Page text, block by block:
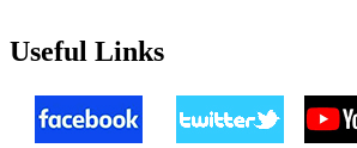
Useful Links